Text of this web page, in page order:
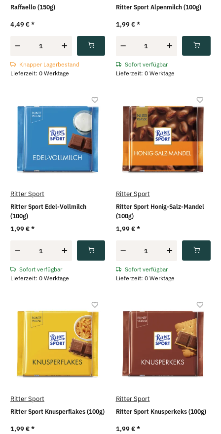
Raffaello (150g)
4,49 €*
Knapper Lagerbestand
Lieferzeit: 0 Werktage
Ritter Sport Alpenmilch (100g)
1,99 €*
Sofort verfügbar
Lieferzeit: 0 Werktage
Ritter Sport
Ritter Sport Edel-Vollmilch
(100g)
1,99 €*
Sofort verfügbar
Lieferzeit: 0 Werktage
Ritter Sport
Ritter Sport Honig-Salz-Mandel
(100g)
1,99 €*
Sofort verfügbar
Lieferzeit: 0 Werktage
Ritter Sport
Ritter Sport Knusperflakes (100g)
1,99 €*
Ritter Sport
Ritter Sport Knusperkeks (100g)
1,99 €*